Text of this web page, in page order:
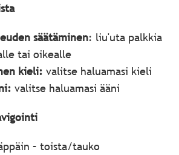
säätäminen: liu'uta palkkia
tai oikealle
kieli:valitse haluamasi kieli
valitse haluamasi ääni
– toista/tauko